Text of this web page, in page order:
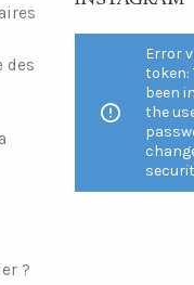
des
?
Error
token:
been
the